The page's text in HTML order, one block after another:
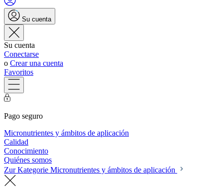
Su cuenta
Su cuenta
Conectarse
o Crear una cuenta
Favoritos
Pago seguro
Micronutrientes y ámbitos de aplicación
Calidad
Conocimiento
Quiénes somos
Zur Kategorie Micronutrientes y ámbitos de aplicación